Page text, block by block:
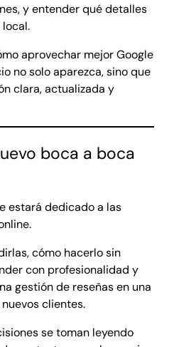
y entender qué detalles
aprovechar mejor Google
no solo aparezca, sino que
clara, actualizada y
boca a boca
estará dedicado a las
cómo hacerlo sin
con profesionalidad y
gestión de reseñas en una
clientes.
se toman leyendo